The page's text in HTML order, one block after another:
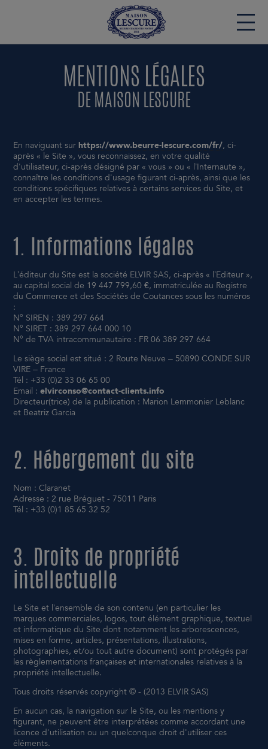
Maison Lescure
Nos beurres
Vos instants gourmands
Nos engagements
Nos actualités
MENTIONS LÉGALES
DE MAISON LESCURE
En naviguant surhttps://www.beurre-lescure.com/fr/, ci-
après « le Site », vous reconnaissez, en votre qualité
d'utilisateur, ci-après désigné par « vous » ou « l’Internaute »,
connaître les conditions d'usage figurant ci-après, ainsi que les
conditions spécifiques relatives à certains services du Site, et
en accepter les termes.
1. Informations légales
L’éditeur du Site est la société ELVIR SAS, ci-après « l’Editeur »,
au capital social de 19 447 799,60 €, immatriculée au Registre
du Commerce et des Sociétés de Coutances sous les numéros
:
N° SIREN : 389 297 664
N° SIRET : 389 297 664 000 10
N° de TVA intracommunautaire : FR 06 389 297 664
Le siège social est situé : 2 Route Neuve – 50890 CONDE SUR
VIRE – France
Tél : +33 (0)2 33 06 65 00
Email :elvirconso@contact-clients.info
Directeur(trice) de la publication : Marion Lemmonier Leblanc
et Beatriz Garcia
2. Hébergement du site
Nom : Claranet
Adresse : 2 rue Bréguet - 75011 Paris
Tél : +33 (0)1 85 65 32 52
3. Droits de propriété
intellectuelle
Le Site et l’ensemble de son contenu (en particulier les
marques commerciales, logos, tout élément graphique, textuel
et informatique du Site dont notamment les arborescences,
mises en forme, articles, présentations, illustrations,
photographies, et/ou tout autre document) sont protégés par
les règlementations françaises et internationales relatives à la
propriété intellectuelle.
Tous droits réservés copyright © - (2013 ELVIR SAS)
En aucun cas, la navigation sur le Site, ou les mentions y
figurant, ne peuvent être interprétées comme accordant une
licence d'utilisation ou un quelconque droit d'utiliser ces
éléments.